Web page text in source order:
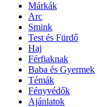
Márkák
Arc
Smink
Test és Fürdő
Haj
Férfiaknak
Baba és Gyermek
Témák
Fényvédők
Ajánlatok